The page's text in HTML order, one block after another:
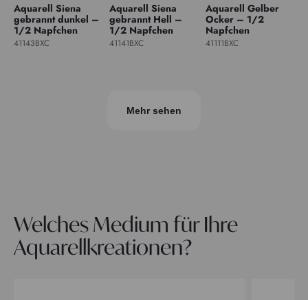
Aquarell Siena
gebrannt dunkel –
1/2 Napfchen
41143BXC
Aquarell Siena
gebrannt Hell –
1/2 Napfchen
41141BXC
Aquarell Gelber
Ocker – 1/2
Napfchen
41111BXC
Mehr sehen
Welches Medium für Ihre
Aquarellkreationen?